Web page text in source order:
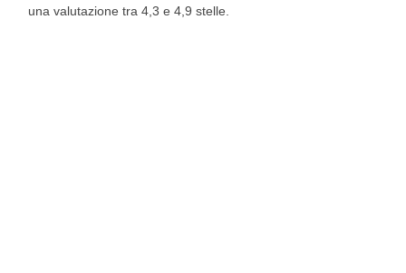
una valutazione tra 4,3 e 4,9 stelle.